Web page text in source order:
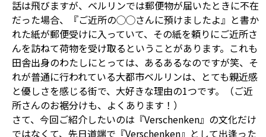
話は飛びますが、ベルリンでは郵便物が届いたときに不在
だった場合、『ご近所の◯◯さんに預けましたよ』と書か
れた紙が郵便受けに入っていて、その紙を頼りにご近所さ
んを訪ねて荷物を受け取るということがあります。これも
田舎出身のわたしにとっては、あるあるなのですが笑、そ
れが普通に行われている大都市ベルリンは、とても親近感
と優しさを感じる街で、大好きな理由の1つです。（ご近
所さんのお裾分けも、よくあります！）
さて、今回ご紹介したいのは『Verschenken』の文化だけ
ではなくて、先日道端で『Verschenken』として出逢った